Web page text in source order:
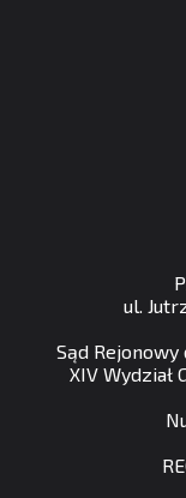
ul.
Sąd
XIV Wydział